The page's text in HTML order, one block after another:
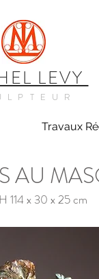
LEVY
Travaux
AU
114 x 30 x 25 cm